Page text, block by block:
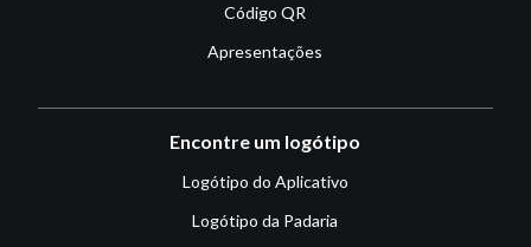
Código QR
Apresentações
Encontre um logótipo
Logótipo do Aplicativo
Logótipo da Padaria